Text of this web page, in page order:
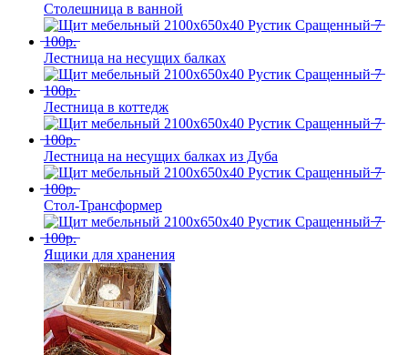
Столешница в ванной
Лестница на несущих балках
Лестница в коттедж
Лестница на несущих балках из Дуба
Стол-Трансформер
Ящики для хранения